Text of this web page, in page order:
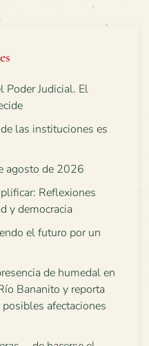
Poder Judicial. El
las instituciones es
agosto de 2026
Reflexiones
y democracia
el futuro por un
de humedal en
Bananito y reporta
afectaciones